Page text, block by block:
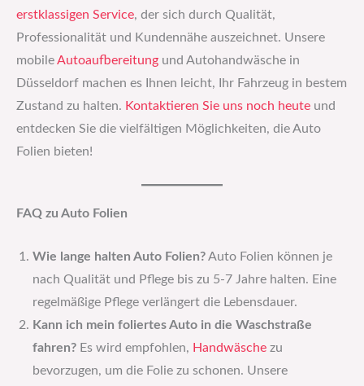
erstklassigen Service, der sich durch Qualität,
Professionalität und Kundennähe auszeichnet. Unsere
mobile Autoaufbereitung und Autohandwäsche in
Düsseldorf machen es Ihnen leicht, Ihr Fahrzeug in bestem
Zustand zu halten. Kontaktieren Sie uns noch heute und
entdecken Sie die vielfältigen Möglichkeiten, die Auto
Folien bieten!
FAQ zu Auto Folien
Wie lange halten Auto Folien? Auto Folien können je
nach Qualität und Pflege bis zu 5-7 Jahre halten. Eine
regelmäßige Pflege verlängert die Lebensdauer.
Kann ich mein foliertes Auto in die Waschstraße
fahren? Es wird empfohlen, Handwäsche zu
bevorzugen, um die Folie zu schonen. Unsere